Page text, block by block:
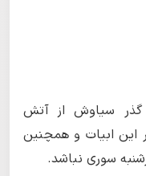
گذر سیاوش از آتش
این ابیات و همچنین
سوری نباشد.